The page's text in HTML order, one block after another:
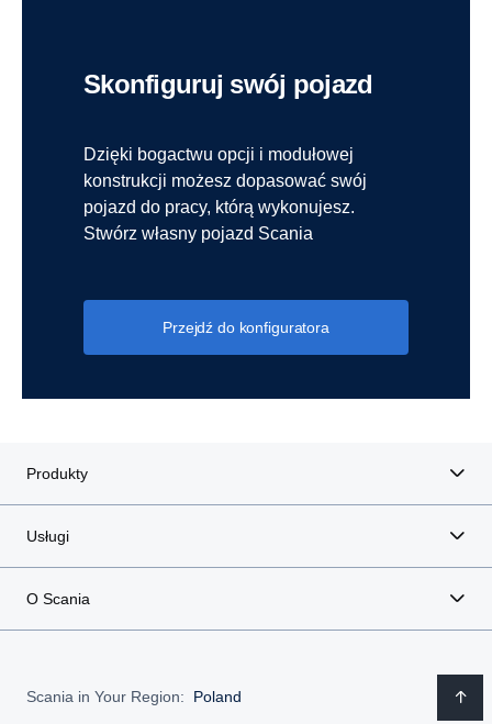
Skonfiguruj swój pojazd
Dzięki bogactwu opcji i modułowej
konstrukcji możesz dopasować swój
pojazd do pracy, którą wykonujesz.
Stwórz własny pojazd Scania
Przejdź do konfiguratora
Produkty
Usługi
O Scania
Scania in Your Region: Poland